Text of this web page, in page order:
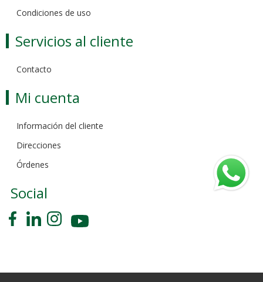
Condiciones de uso
Servicios al cliente
Contacto
Mi cuenta
Información del cliente
Direcciones
Órdenes
Social